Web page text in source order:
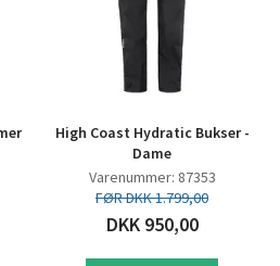
High Coast Hydratic Bukser -
Dame
Varenummer: 87353
FØR DKK 1.799,00
DKK 950,00